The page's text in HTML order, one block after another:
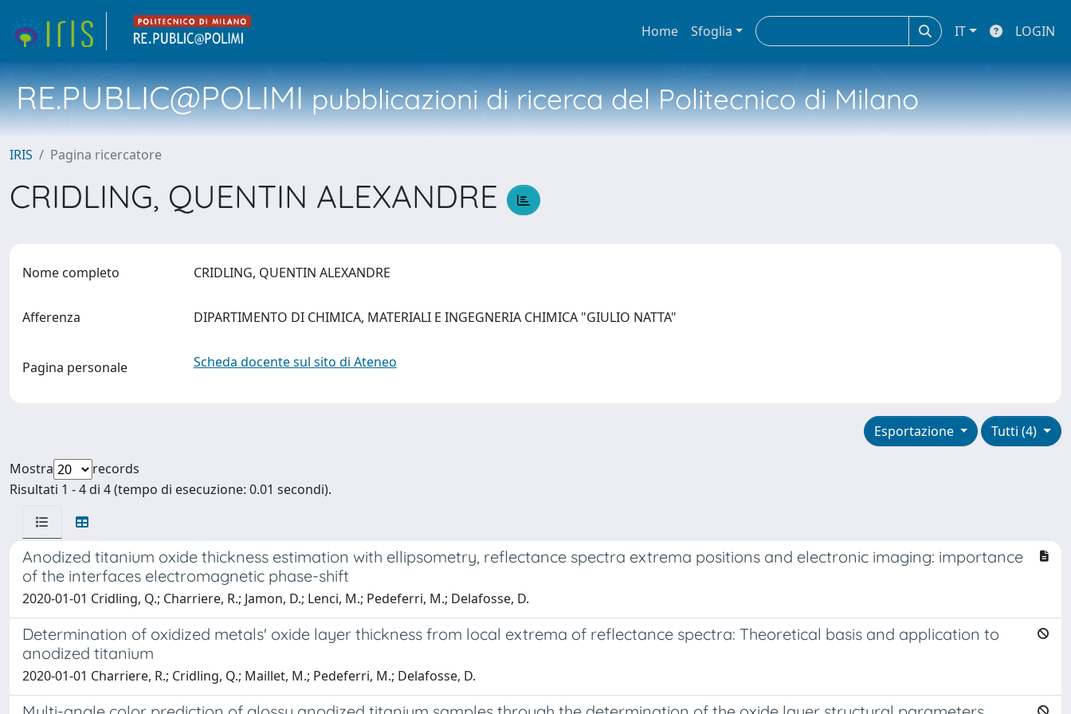
Home Sfoglia IT LOGIN
RE.PUBLIC@POLIMIpubblicazioni di ricerca del Politecnico di Milano
IRIS Pagina ricercatore
CRIDLING, QUENTIN ALEXANDRE
Nome completo CRIDLING, QUENTIN ALEXANDRE
Afferenza DIPARTIMENTO DI CHIMICA, MATERIALI E INGEGNERIA CHIMICA "GIULIO NATTA"
Pagina personale Scheda docente sul sito di Ateneo
Tutti (4)
Esportazione
Mostra
records
Risultati 1 - 4 di 4 (tempo di esecuzione: 0.01 secondi).
Anodized titanium oxide thickness estimation with ellipsometry, reflectance spectra extrema positions and electronic imaging: importance
of the interfaces electromagnetic phase-shift
2020-01-01 Cridling, Q.; Charriere, R.; Jamon, D.; Lenci, M.; Pedeferri, M.; Delafosse, D.
Determination of oxidized metals' oxide layer thickness from local extrema of reflectance spectra: Theoretical basis and application to
anodized titanium
2020-01-01 Charriere, R.; Cridling, Q.; Maillet, M.; Pedeferri, M.; Delafosse, D.